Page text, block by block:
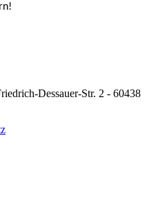
Dessauer-Str. 2 - 60438